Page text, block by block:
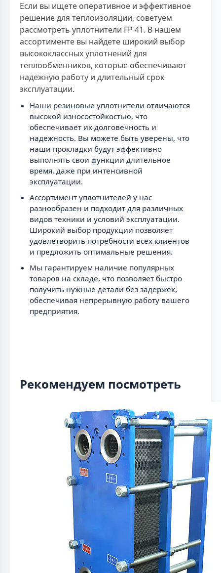
Если вы ищете оперативное и эффективное
решение для теплоизоляции, советуем
рассмотреть уплотнители FP 41. В нашем
ассортименте вы найдете широкий выбор
высококлассных уплотнений для
теплообменников, которые обеспечивают
надежную работу и длительный срок
эксплуатации.
Наши резиновые уплотнители отличаются
высокой износостойкостью, что
обеспечивает их долговечность и
надежность. Вы можете быть уверены, что
наши прокладки будут эффективно
выполнять свои функции длительное
время, даже при интенсивной
эксплуатации.
Ассортимент уплотнителей у нас
разнообразен и подходит для различных
видов техники и условий эксплуатации.
Широкий выбор продукции позволяет
удовлетворить потребности всех клиентов
и предложить оптимальные решения.
Мы гарантируем наличие популярных
товаров на складе, что позволяет быстро
получить нужные детали без задержек,
обеспечивая непрерывную работу вашего
предприятия.
Рекомендуем посмотреть